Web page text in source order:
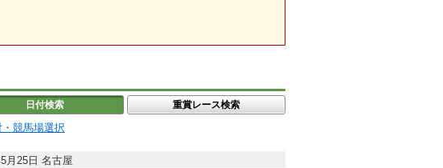
日付検索 重賞レース検索
・競馬場選択
月25日 名古屋